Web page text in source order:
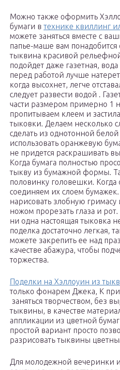
Можно также оформить
бумаги в технике квиллинг
можете заняться вместе с
папье-маше вам понадобится
тыквина красивой
подойдет даже газетная,
перед работой лучше
когда высохнет, легче
следует развести водой .
части размером примерно 1
пропитываем клеем и
тыковки. Делаем несколько
сделать из однотонной
использовать оранжевую
не придется раскрашивать
Когда бумага полностью
тыкву из бумажной формы.
половинку головешки. Когда
соединяем их слоем
нарисовать злобную
ножом прорезать глаза и
ни одна настоящая тыковка
поделка достаточно легкая,
можете закрепить ее над
качестве абажура, чтобы
торжества.
Поделки на Хэллоуин из
только фонарем Джека, К
заняться творчеством, без
тыквины, в качестве
аппликации из цветной
простой вариант просто
разрисовать тыквины
Для молодежной вечеринки